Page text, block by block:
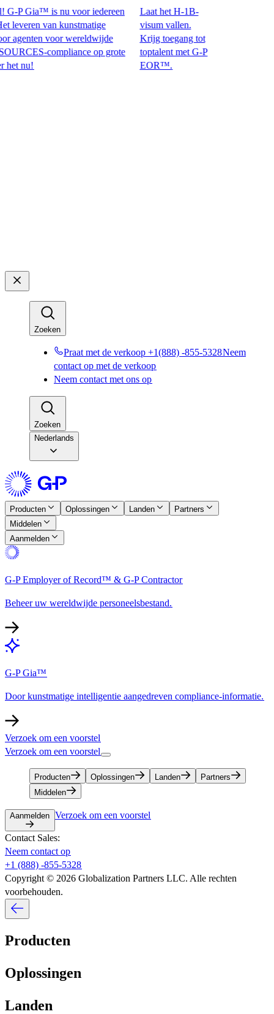
Gia™ is nu voor iedereen
van kunstmatige
voor wereldwijde
compliance op grote
nu!​​
Laat het H-1B-
visum vallen.
Krijg toegang tot
toptalent met G-P
EOR™.​​
Zoeken​​
Praat met de verkoop +1(888) -855-5328​​Neem
contact op met de verkoop​​
Neem contact met ons op​​
Zoeken​​
Nederlands
Producten​​ Oplossingen​​ Landen​​
Partners​​
Middelen​​
Aanmelden​​
G-P Employer of Record™ & G-P Contractor​​
Beheer uw wereldwijde personeelsbestand.​​
G-P Gia™​​
Door kunstmatige intelligentie aangedreven compliance-informatie.​​
Verzoek om een voorstel​​
Verzoek om een voorstel​​
Producten​​ Oplossingen​​ Landen​​
Partners​​
Middelen​​
Aanmelden​​ Verzoek om een voorstel​​
Contact Sales:​​
Neem contact op​​
+1 (888) -855-5328​​
Copyright © 2026 Globalization Partners LLC. Alle rechten
voorbehouden.​​
Producten​​
Oplossingen​​
Landen​​